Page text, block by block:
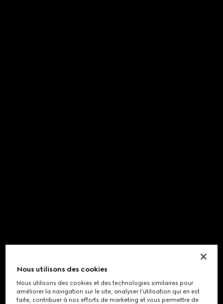
Nous utilisons des cookies
Nous utilisons des cookies et des technologies similaires pour
améliorer la navigation sur le site, analyser l'utilisation qui en est
faite, contribuer à nos efforts de marketing et vous permettre de